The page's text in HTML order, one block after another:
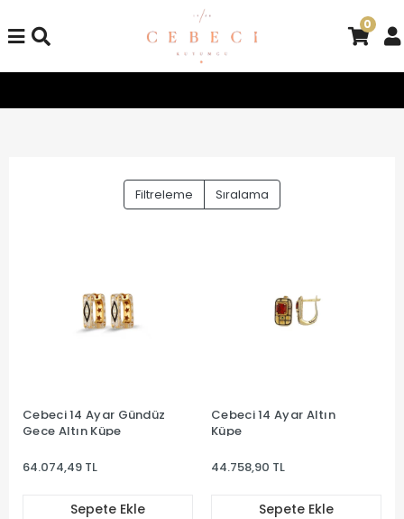
0
Filtreleme Sıralama
Cebeci 14 Ayar Gündüz
Gece Altın Küpe
64.074,49 TL
Sepete Ekle
Cebeci 14 Ayar Altın
Küpe
44.758,90 TL
Sepete Ekle